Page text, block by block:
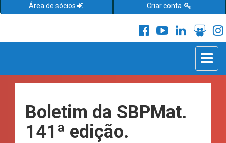
Área de sócios Criar conta
Toggle
Boletim da SBPMat.
141ª edição.